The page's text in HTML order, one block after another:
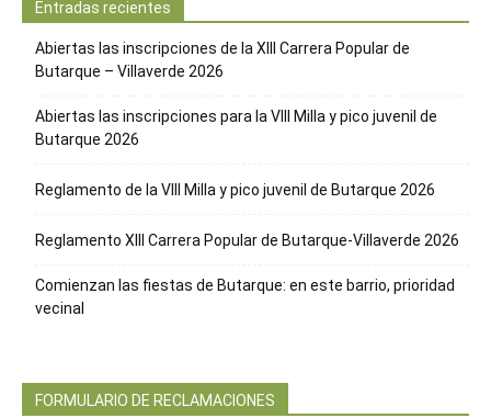
Entradas recientes
Abiertas las inscripciones de la XIII Carrera Popular de
Butarque – Villaverde 2026
Abiertas las inscripciones para la VIII Milla y pico juvenil de
Butarque 2026
Reglamento de la VIII Milla y pico juvenil de Butarque 2026
Reglamento XIII Carrera Popular de Butarque-Villaverde 2026
Comienzan las fiestas de Butarque: en este barrio, prioridad
vecinal
FORMULARIO DE RECLAMACIONES